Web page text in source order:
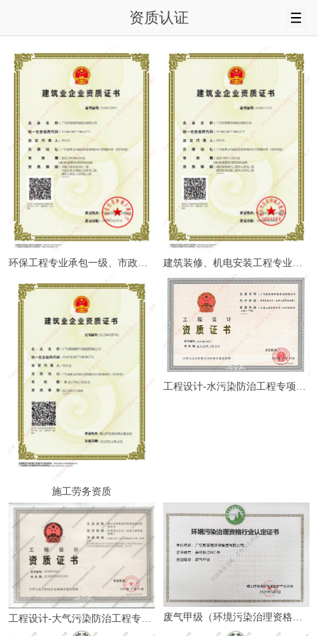
资质认证
环保工程专业承包一级、市政公用工程施工总承包二级 建筑装修、机电安装工程专业资质
施工劳务资质
工程设计-水污染防治工程专项甲级
废气甲级（环境污染治理资格行业认定）